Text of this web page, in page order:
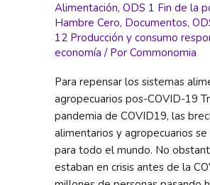
Alimentación, ODS 1 Fin de la
Hambre Cero, Documentos,
12 Producción y consumo
economía / Por Commonomia
Para repensar los sistemas
agropecuarios pos-COVID-19
pandemia de COVID19, las
alimentarios y agropecuarios
para todo el mundo. No
estaban en crisis antes de la